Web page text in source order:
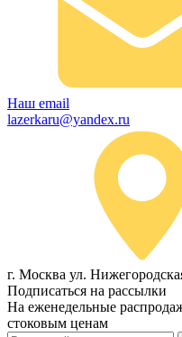
Наш email
lazerkaru@yandex.ru
г. Москва ул.
Подписаться на рассылки
На еженедельные
стоковым ценам